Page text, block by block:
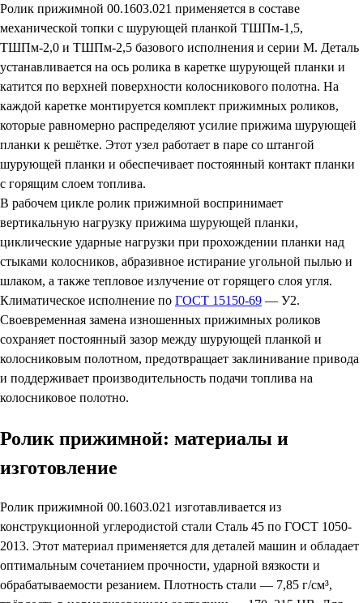
Ролик прижимной 00.1603.021 применяется в составе
механической топки с шурующей планкой ТШПм-1,5,
ТШПм-2,0 и ТШПм-2,5 базового исполнения и серии М. Деталь
устанавливается на ось ролика в каретке шурующей планки и
катится по верхней поверхности колосникового полотна. На
каждой каретке монтируется комплект прижимных роликов,
которые равномерно распределяют усилие прижима шурующей
планки к решётке. Этот узел работает в паре со штангой
шурующей планки и обеспечивает постоянный контакт планки
с горящим слоем топлива.
В рабочем цикле ролик прижимной воспринимает
вертикальную нагрузку прижима шурующей планки,
циклические ударные нагрузки при прохождении планки над
стыками колосников, абразивное истирание угольной пылью и
шлаком, а также тепловое излучение от горящего слоя угля.
Климатическое исполнение по ГОСТ 15150-69 — У2.
Своевременная замена изношенных прижимных роликов
сохраняет постоянный зазор между шурующей планкой и
колосниковым полотном, предотвращает заклинивание привода
и поддерживает производительность подачи топлива на
колосниковое полотно.
Ролик прижимной: материалы и
изготовление
Ролик прижимной 00.1603.021 изготавливается из
конструкционной углеродистой стали Сталь 45 по ГОСТ 1050-
2013. Этот материал применяется для деталей машин и обладает
оптимальным сочетанием прочности, ударной вязкости и
обрабатываемости резанием. Плотность стали — 7,85 г/см³,